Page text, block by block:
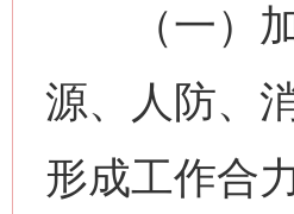
（一）加
源、人防、
形成工作合